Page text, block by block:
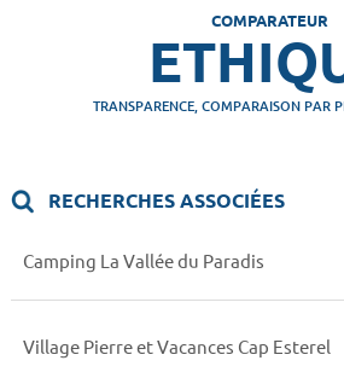
COMPARATEUR
TRANSPARENCE, COMPARAISON PAR
RECHERCHES ASSOCIÉES
Camping La Vallée du Paradis
Village Pierre et Vacances Cap Esterel